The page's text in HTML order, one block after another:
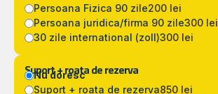
Persoana Fizica 90 zile200 lei
Persoana juridica/firma 90 zile300 lei
30 zile international (zoll)300 lei
Suport + roata de rezerva
Nu doresc
Suport + roata de rezerva850 lei